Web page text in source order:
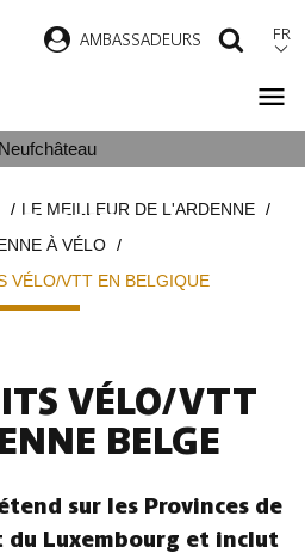
AMBASSADEURS FR
LE MEILLEUR DE L'ARDENNE
À VÉLO
VÉLO/VTT EN BELGIQUE
VÉLO/VTT
BELGE
sur les Provinces de
du Luxembourg et inclut